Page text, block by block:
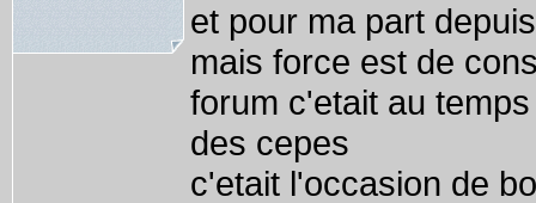
et pour ma part
mais force est de
forum c'etait au
des cepes
c'etait l'occasion de